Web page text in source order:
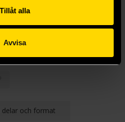
Tillåt alla
Avvisa
Woodwalkers återkomsten - Den stora uppgörelsen
delar och format